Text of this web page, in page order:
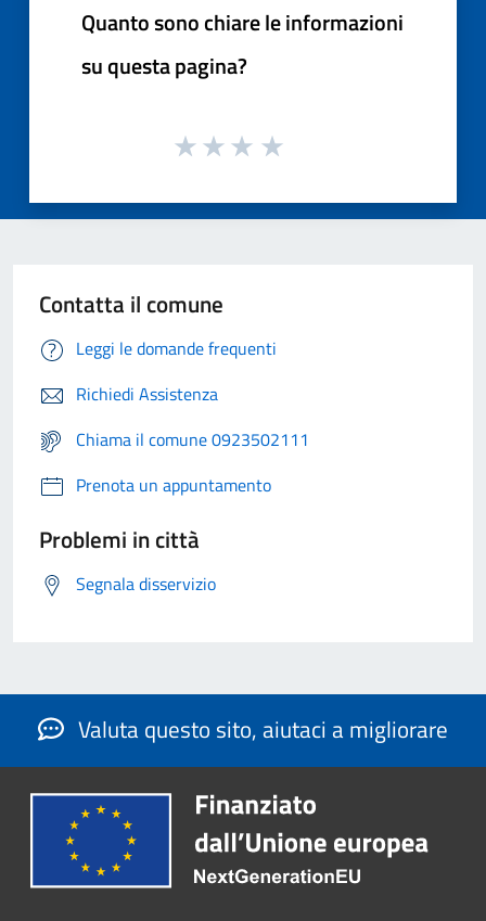
Quanto sono chiare le informazioni
su questa pagina?
Contatta il comune
Leggi le domande frequenti
Richiedi Assistenza
Chiama il comune 0923502111
Prenota un appuntamento
Problemi in città
Segnala disservizio
Valuta questo sito, aiutaci a migliorare